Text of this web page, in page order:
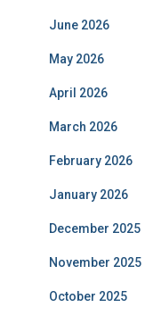
June 2026
May 2026
April 2026
March 2026
February 2026
January 2026
December 2025
November 2025
October 2025